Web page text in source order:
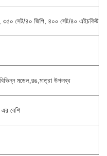
৩৫০ সেট/৪০ জিপি, ৪০০ সেট/৪০ এইচকিউ
মডেল,রঙ,মাত্রা উপলব্ধ
বেশি